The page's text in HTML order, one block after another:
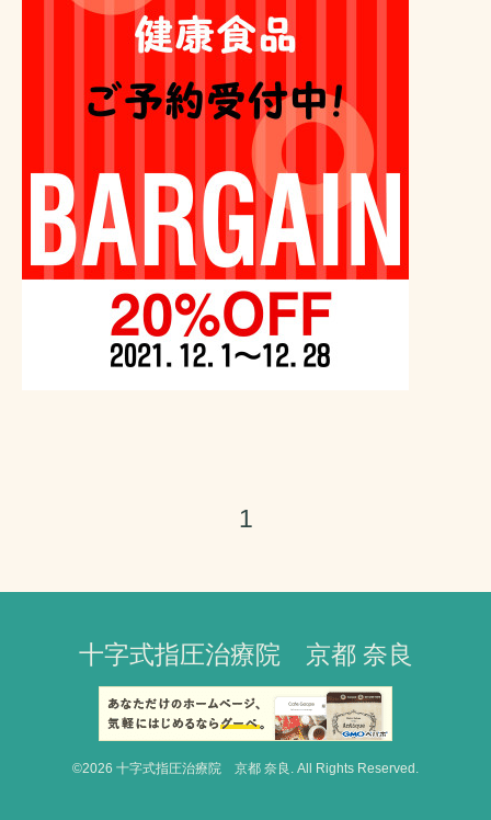
1
十字式指圧治療院 京都 奈良
©2026 十字式指圧治療院 京都 奈良 . All Rights Reserved.